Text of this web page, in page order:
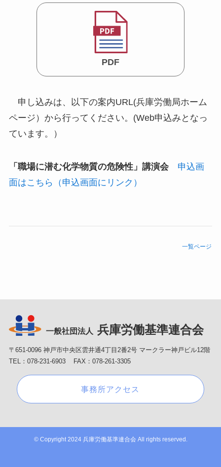
PDF
申し込みは、以下の案内URL(兵庫労働局ホーム
ページ）から行ってください。(Web申込みとなっ
ています。）
「職場に潜む化学物質の危険性」講演会
申込画
面はこちら（申込画面にリンク）
一覧ページ
一般社団法人 兵庫労働基準連合会
〒651-0096 神戸市中央区雲井通4丁目2番2号 マークラー神戸ビル12階
TEL：078-231-6903 FAX：078-261-3305
事務所アクセス
©Copyright 2024 兵庫労働基準連合会 All rights reserved.